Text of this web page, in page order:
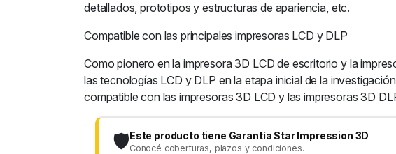
detallados, prototipos y estructuras de apariencia, etc.
Compatible con las principales impresoras LCD y DLP
Como pionero en la impresora 3D LCD de escritorio y la
las tecnologías LCD y DLP en la etapa inicial de la
compatible con las impresoras 3D LCD y las impresoras 3D
🛡️Este producto tiene Garantía Star Impression 3D
Conocé coberturas, plazos y condiciones.